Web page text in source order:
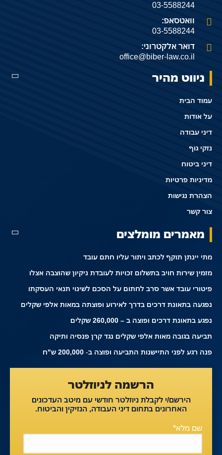
03-5588244
וואטסאפ:
03-5588244
דואר אלקטרוני:
office@biber-law.co.il
ניווט מהיר
עמוד הבית
על אודות
דיני עבודה
נזקי גוף
דיני ביטוח
מדיניות פרטיות
הצהרת נגישות
צור קשר
מאמרים מומלצים
מתי יינתן תוקף לכתב ויתור עליו חתם עובד
מזמין שירות חויב בתשלום זכויות לעובדת ניקיון שהוצבה אצלו
פיטורי עובד אשר סרב לחתום על הסכם לשינוי תנאי העסקתו
נפגעה בתאונת דרכים בדרך לאירוע ופוצתה במאות אלפי שקלים
נפגע בתאונת דרכים ופוצה ב – 260,000 שקלים
תביעה בגובה מאות אלפי שקלים נגד קרן פנסיה ותיקה
פנה רגע לפני התיישנות התביעה ופוצה ב- 200,000 ש"ח
הרשמה לניוזלטר
הירשם/י לקבלת ניוזלטר חודשי עם מיטב העדכונים
האחרונים בתחום דיני העבודה, הנזיקין והביטוח.
שם מלא*